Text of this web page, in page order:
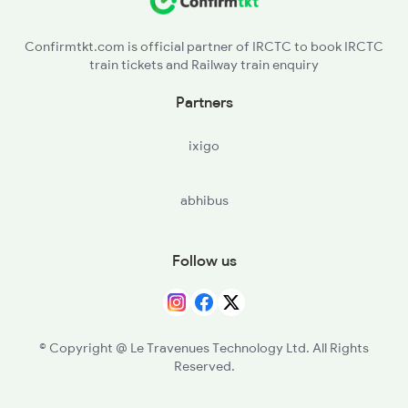
12916 Seat Availability
19408 Seat Availability
Confirmtkt.com is official partner of IRCTC to book IRCTC
train tickets and Railway train enquiry
Partners
ixigo
abhibus
Follow us
© Copyright @ Le Travenues Technology Ltd. All Rights
Reserved.